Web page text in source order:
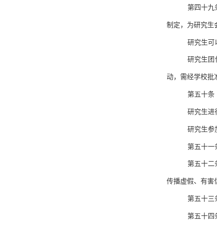
第四十九
制定，为研究生
研究生可
研究生团
动，需经学校批
第五十条
研究生进
研究生参
第五十一
第五十二
传播虚假、有害
第五十三
第五十四